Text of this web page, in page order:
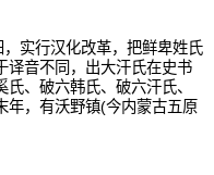
实行汉化改革，把鲜卑姓氏
译音不同，出大汗氏在史书
、破六韩氏、破六汗氏、
年，有沃野镇(今内蒙古五原